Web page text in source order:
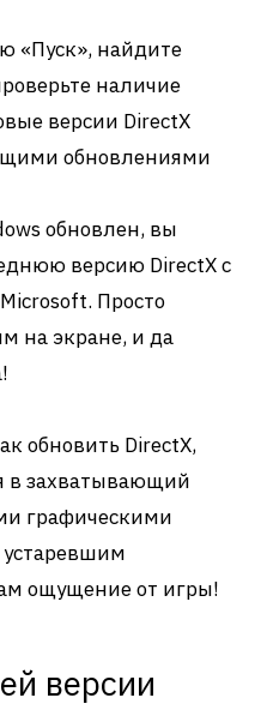
«Пуск», найдите
наличие
версии DirectX
обновлениями
обновлен, вы
версию DirectX с
Просто
на экране, и да
обновить DirectX,
в захватывающий
графическими
ощущение от игры!
версии